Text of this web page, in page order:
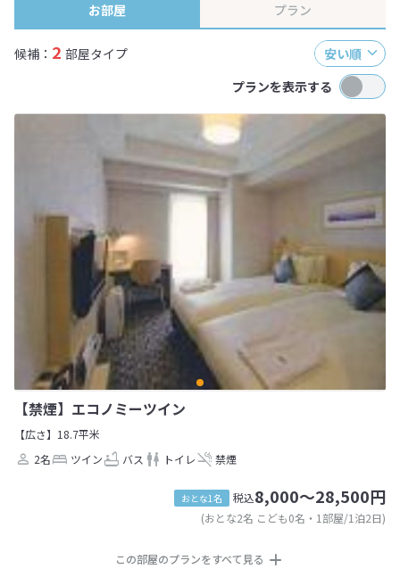
お部屋 プラン
候補： 2 部屋タイプ
安い順
プランを表示する
【禁煙】エコノミーツイン
【広さ】18.7平米
2名
ツイン バス トイレ 禁煙
おとな1名 税込8,000～28,500円
(おとな2名 こども0名・1部屋/1泊2日)
この部屋のプランをすべて見る